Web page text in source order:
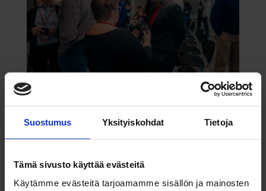
Suostumus Yksityiskohdat Tietoja
Tämä sivusto käyttää evästeitä
Käytämme evästeitä tarjoamamme sisällön ja mainosten
Paremmat pro­sessit – työ­stressi vähenee ja
mennessäulla|helmi 27, 2025|Asiakastarinat,LEAN,
Mikä on yri­tyk­senne tärkein pro­sessi ja miten